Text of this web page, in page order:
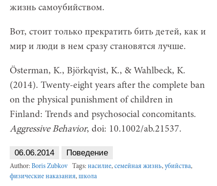
жизнь самоубийством.
Вот, стоит только прекратить бить детей, как и
мир и люди в нем сразу становятся лучше.
Österman, K., Björkqvist, K., & Wahlbeck, K.
(2014). Twenty-eight years after the complete ban
on the physical punishment of children in
Finland: Trends and psychosocial concomitants.
Aggressive Behavior, doi: 10.1002/ab.21537.
06.06.2014 Поведение
Author: Boris Zubkov Tags: насилие, семейная жизнь, убийства,
физические наказания, школа